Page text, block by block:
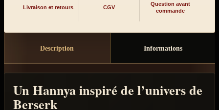
Livraison et retours CGV
Question avant
commande
Description Informations
Un Hannya inspiré de l’univers de
Berserk